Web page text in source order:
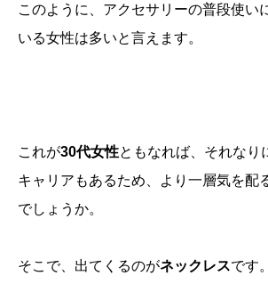
このように、アクセサリーの普段使い
いる女性は多いと言えます。
これが30代女性ともなれば、それなり
キャリアもあるため、より一層気を配
でしょうか。
そこで、出てくるのがネックレスです。